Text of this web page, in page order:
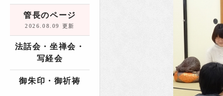
管長のページ
2026.08.09 更新
法話会・坐禅会・
写経会
御朱印・御祈祷